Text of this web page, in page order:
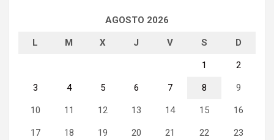
AGOSTO 2026
L M X J V S D
1 2
3 4 5 6 7 8 9
10 11 12 13 14 15 16
17 18 19 20 21 22 23